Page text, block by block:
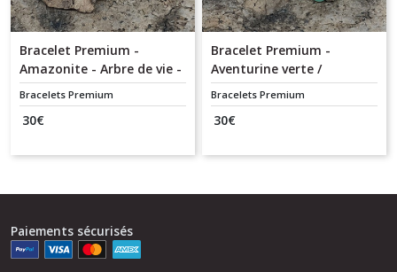
Bracelet Premium -
Amazonite - Arbre de vie -
6 mm
Bracelets Premium
30€
Bracelet Premium -
Aventurine verte /
Bouddha
Bracelets Premium
30€
Paiements sécurisés